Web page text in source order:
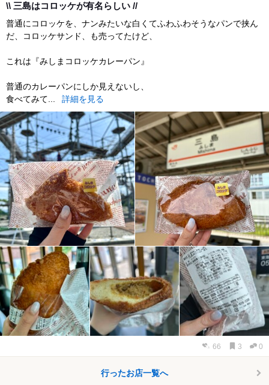
\\ 三島はコロッケが有名らしい //
普通にコロッケを、ナンみたいな白くてふわふわそうなパンで挟ん
だ、コロッケサンド、も売ってたけど、
これは『みしまコロッケカレーパン』
普通のカレーパンにしか見えないし、
食べてみて...
詳細を見る
66 3 0
行ったお店一覧へ